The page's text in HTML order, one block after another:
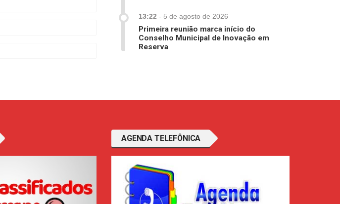
13:22 - 5 de agosto de 2026
Primeira reunião marca início do
Conselho Municipal de Inovação em
Reserva
AGENDA TELEFÔNICA